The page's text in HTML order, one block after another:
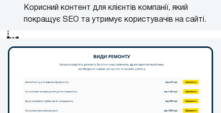
Корисний контент для клієнтів компанії, який
покращує SEO та утримує користувачів на сайті.